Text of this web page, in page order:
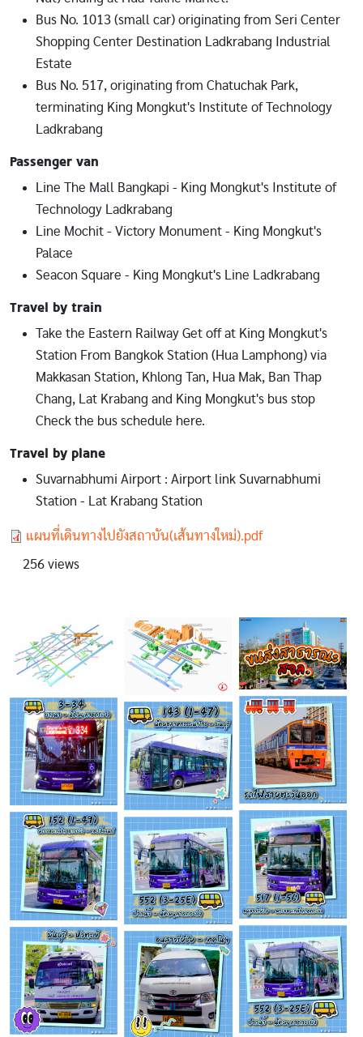
Bus No. 1013 (small car) originating from Seri Center
Shopping Center Destination Ladkrabang Industrial
Estate
Bus No. 517, originating from Chatuchak Park,
terminating King Mongkut's Institute of Technology
Ladkrabang
Passenger van
Line The Mall Bangkapi - King Mongkut's Institute of
Technology Ladkrabang
Line Mochit - Victory Monument - King Mongkut's
Palace
Seacon Square - King Mongkut's Line Ladkrabang
Travel by train
Take the Eastern Railway Get off at King Mongkut's
Station From Bangkok Station (Hua Lamphong) via
Makkasan Station, Khlong Tan, Hua Mak, Ban Thap
Chang, Lat Krabang and King Mongkut's bus stop
Check the bus schedule here.
Travel by plane
Suvarnabhumi Airport : Airport link Suvarnabhumi
Station - Lat Krabang Station
Document
แผนที่เดินทางไปยังสถาบัน(เส้นทางใหม่).pdf
256 views